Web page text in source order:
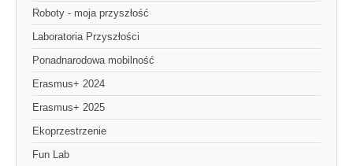
Roboty - moja przyszłość
Laboratoria Przyszłości
Ponadnarodowa mobilność
Erasmus+ 2024
Erasmus+ 2025
Ekoprzestrzenie
Fun Lab